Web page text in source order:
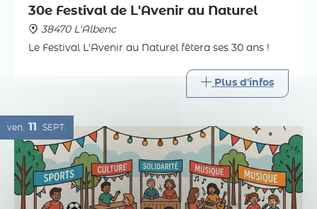
30e Festival de L'Avenir au Naturel
38470 L'Albenc
Le Festival L'Avenir au Naturel fêtera ses 30 ans !
Plus d'infos
ven. 11 SEPT.